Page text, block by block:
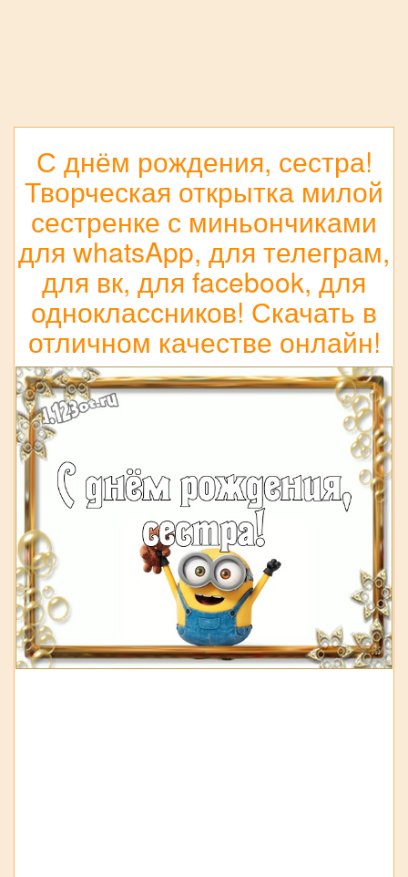
С днём рождения, сестра!
Творческая открытка милой
сестренке с миньончиками
для whatsApp, для телеграм,
для вк, для facebook, для
одноклассников! Скачать в
отличном качестве онлайн!